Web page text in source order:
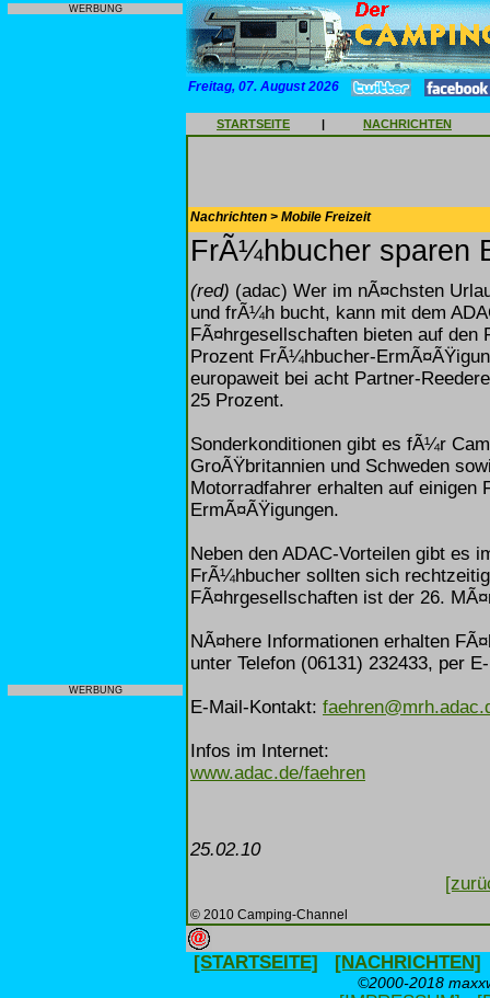
WERBUNG
WERBUNG
Freitag, 07. August 2026
STARTSEITE | NACHRICHTEN
Nachrichten > Mobile Freizeit
FrÃ¼hbucher sparen
(red) (adac) Wer im nÃ¤chsten
und frÃ¼h bucht, kann mit dem
FÃ¤hrgesellschaften bieten auf den
Prozent FrÃ¼hbucher-
europaweit bei acht Partner-
25 Prozent.
Sonderkonditionen gibt es fÃ¼r
GroÃŸbritannien und Schweden
Motorradfahrer erhalten auf einigen
ErmÃ¤ÃŸigungen.
Neben den ADAC-Vorteilen gibt es
FrÃ¼hbucher sollten sich
FÃ¤hrgesellschaften ist der 26.
NÃ¤here Informationen erhalten
unter Telefon (06131) 232433, per
E-Mail-Kontakt:
Infos im Internet:
www.adac.de/faehren
25.02.10
© 2010 Camping-Channel
[STARTSEITE] [NACHRICHTEN]
©2000-2018